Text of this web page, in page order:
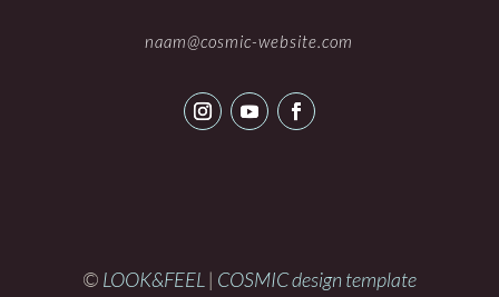
naam@cosmic-website.com
© LOOK&FEEL | COSMIC design template